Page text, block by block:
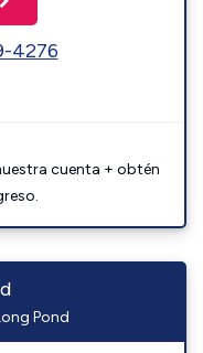
4276
cuenta + obtén
Pond